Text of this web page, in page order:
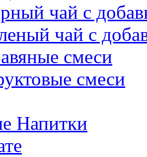
чай с
чай с
смеси
смеси
Напитки